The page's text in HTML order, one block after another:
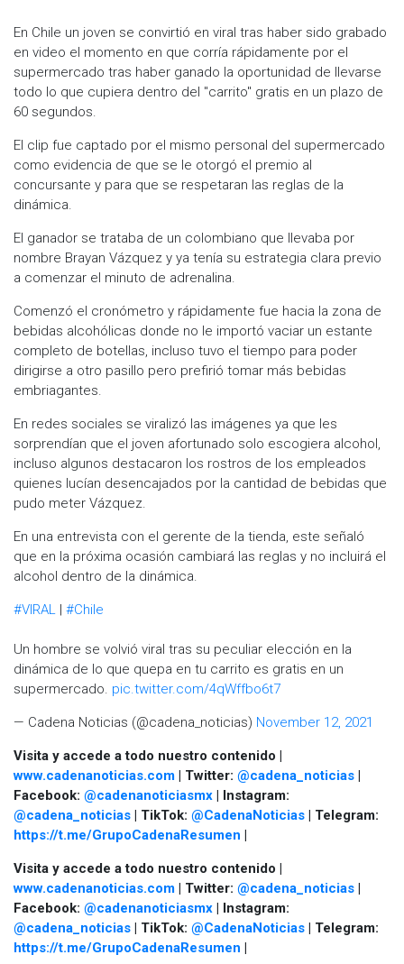
En Chile un joven se convirtió en viral tras haber sido grabado
en video el momento en que corría rápidamente por el
supermercado tras haber ganado la oportunidad de llevarse
todo lo que cupiera dentro del "carrito" gratis en un plazo de
60 segundos.
El clip fue captado por el mismo personal del supermercado
como evidencia de que se le otorgó el premio al
concursante y para que se respetaran las reglas de la
dinámica.
El ganador se trataba de un colombiano que llevaba por
nombre Brayan Vázquez y ya tenía su estrategia clara previo
a comenzar el minuto de adrenalina.
Comenzó el cronómetro y rápidamente fue hacia la zona de
bebidas alcohólicas donde no le importó vaciar un estante
completo de botellas, incluso tuvo el tiempo para poder
dirigirse a otro pasillo pero prefirió tomar más bebidas
embriagantes.
En redes sociales se viralizó las imágenes ya que les
sorprendían que el joven afortunado solo escogiera alcohol,
incluso algunos destacaron los rostros de los empleados
quienes lucían desencajados por la cantidad de bebidas que
pudo meter Vázquez.
En una entrevista con el gerente de la tienda, este señaló
que en la próxima ocasión cambiará las reglas y no incluirá el
alcohol dentro de la dinámica.
#VIRAL | #Chile
Un hombre se volvió viral tras su peculiar elección en la
dinámica de lo que quepa en tu carrito es gratis en un
supermercado. pic.twitter.com/4qWffbo6t7
— Cadena Noticias (@cadena_noticias) November 12, 2021
Visita y accede a todo nuestro contenido |
www.cadenanoticias.com | Twitter: @cadena_noticias |
Facebook: @cadenanoticiasmx | Instagram:
@cadena_noticias | TikTok: @CadenaNoticias | Telegram:
https://t.me/GrupoCadenaResumen |
Visita y accede a todo nuestro contenido |
www.cadenanoticias.com | Twitter: @cadena_noticias |
Facebook: @cadenanoticiasmx | Instagram:
@cadena_noticias | TikTok: @CadenaNoticias | Telegram:
https://t.me/GrupoCadenaResumen |